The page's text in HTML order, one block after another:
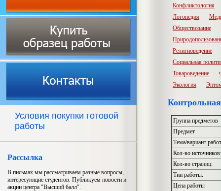
Условия покупки готовой
работы
Рассылка
В письмах мы рассматриваем разные вопросы,
интересующие студентов. Публикуем новости и
акции центра "Высший балл".
Конфликтология
Логопедия
Обществозание
Религиоведение
Социальная
Товароведение
Экология
Группа предметов
Предмет
Тема/вариант
Кол-во источников:
Кол-во страниц:
Тип работы:
Цена работы